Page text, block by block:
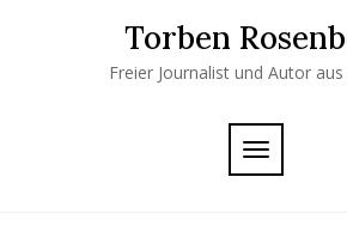
Torben
Freier Journalist und Autor
TOGGLE
NAVIGATION